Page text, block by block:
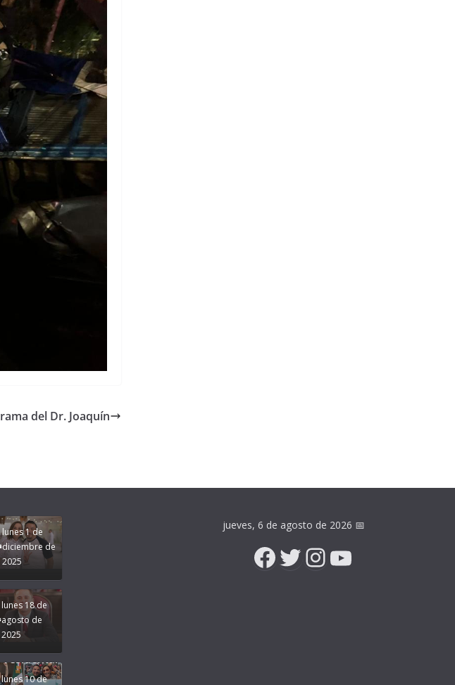
del Dr. Joaquín
lunes 1 de
diciembre de
2025
moda;
lunes 18 de
agosto de
2025
lunes 10 de
jueves, 6 de agosto de 2026 📅
Facebook
Twitter
Instagram
YouTube